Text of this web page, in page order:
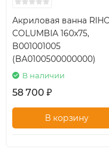
Акриловая ванна
COLUMBIA 160x75,
B001001005
(BA0100500000000)
В наличии
58 700 ₽
В корзину